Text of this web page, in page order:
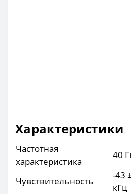
Характеристики
Частотная
характеристика
40
Чувствительность
-43
кГц